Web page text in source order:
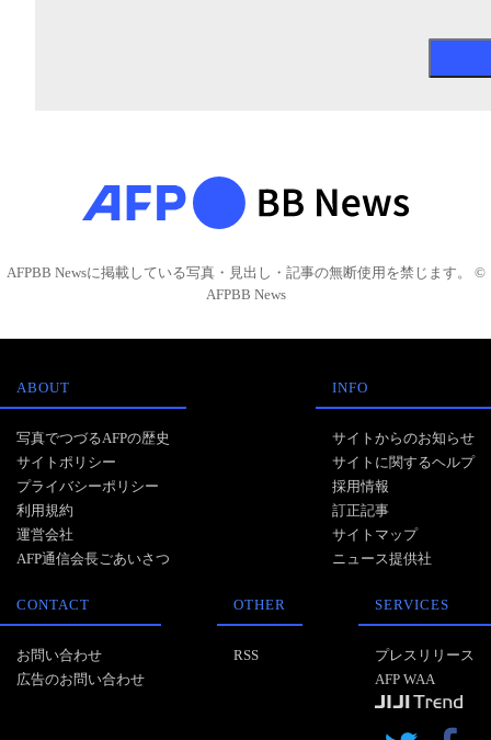
AFPBB Newsに掲載している写真・見出し・記事の無断使用を禁じます。 ©
AFPBB News
ABOUT
写真でつづるAFPの歴史
サイトポリシー
プライバシーポリシー
利用規約
運営会社
AFP通信会長ごあいさつ
INFO
サイトからのお知らせ
サイトに関するヘルプ
採用情報
訂正記事
サイトマップ
ニュース提供社
CONTACT
お問い合わせ
広告のお問い合わせ
OTHER
RSS
SERVICES
プレスリリース
AFP WAA